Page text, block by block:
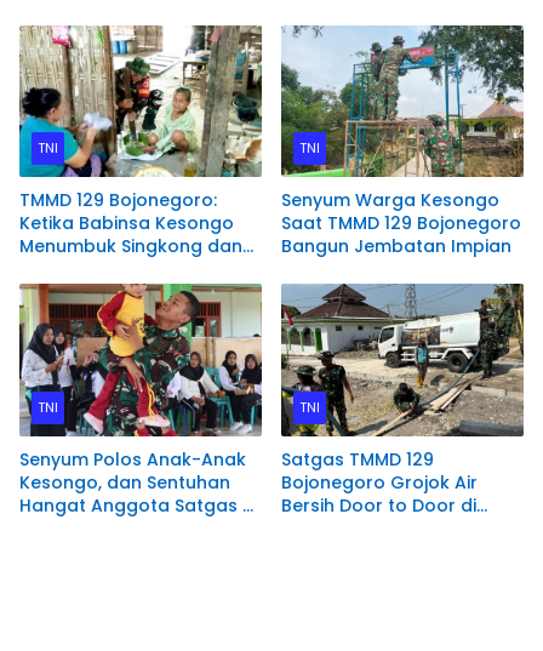
TNI
TMMD 129 Bojonegoro:
Ketika Babinsa Kesongo
Menumbuk Singkong dan
dengan Warga
TNI
Senyum Warga Kesongo
Saat TMMD 129 Bojonegoro
Bangun Jembatan Impian
TNI
Senyum Polos Anak-Anak
Kesongo, dan Sentuhan
Hangat Anggota Satgas di
TNI
Satgas TMMD 129
Bojonegoro Grojok Air
Bersih Door to Door di